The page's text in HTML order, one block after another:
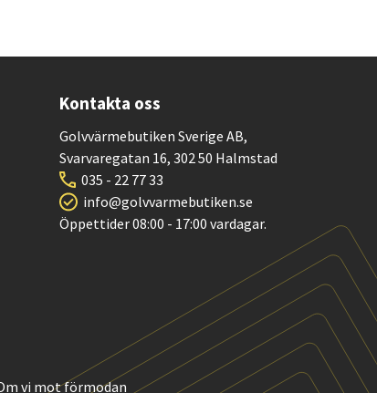
Kontakta oss
Golvvärmebutiken Sverige AB,
Svarvaregatan 16, 302 50 Halmstad
035 - 22 77 33
info@golvvarmebutiken.se
Öppettider 08:00 - 17:00 vardagar.
vi mot förmodan